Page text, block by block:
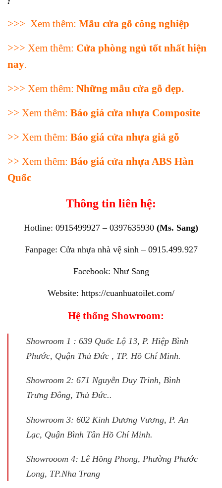
>>> Xem thêm: Mẫu cửa gỗ công nghiệp
>>> Xem thêm: Cửa phòng ngủ tốt nhất hiện
nay.
>>> Xem thêm: Những mẫu cửa gỗ đẹp.
>> Xem thêm: Báo giá cửa nhựa Composite
>> Xem thêm: Báo giá cửa nhựa giả gỗ
>> Xem thêm: Báo giá cửa nhựa ABS Hàn
Quốc
Thông tin liên hệ:
Hotline: 0915499927 – 0397635930 (Ms. Sang)
Fanpage: Cửa nhựa nhà vệ sinh – 0915.499.927
Facebook: Như Sang
Website: https://cuanhuatoilet.com/
Hệ thống Showroom:
Showroom 1 : 639 Quốc Lộ 13, P. Hiệp Bình
Phước, Quận Thủ Đức , TP. Hồ Chí Minh.
Showroom 2: 671 Nguyễn Duy Trinh, Bình
Trưng Đông, Thủ Đức..
Showroom 3: 602 Kinh Dương Vương, P. An
Lạc, Quận Bình Tân Hồ Chí Minh.
Showrooom 4: Lê Hồng Phong, Phường Phước
Long, TP.Nha Trang